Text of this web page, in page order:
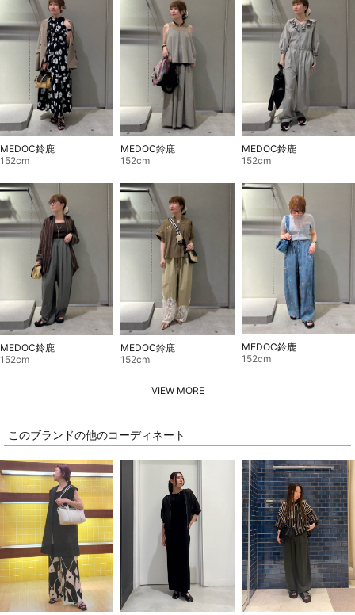
MEDOC鈴鹿
152cm
MEDOC鈴鹿
152cm
MEDOC鈴鹿
152cm
MEDOC鈴鹿
152cm
MEDOC鈴鹿
152cm
MEDOC鈴鹿
152cm
VIEW MORE
このブランドの他のコーディネート